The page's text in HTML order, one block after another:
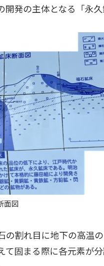
発の主体となる「永
面図
割れ目に地下の高温
固まる際に各元素